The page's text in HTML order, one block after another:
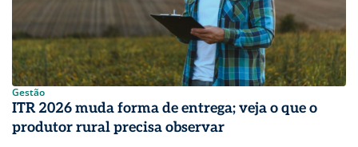
Gestão
ITR 2026 muda forma de entrega; veja o que o
produtor rural precisa observar